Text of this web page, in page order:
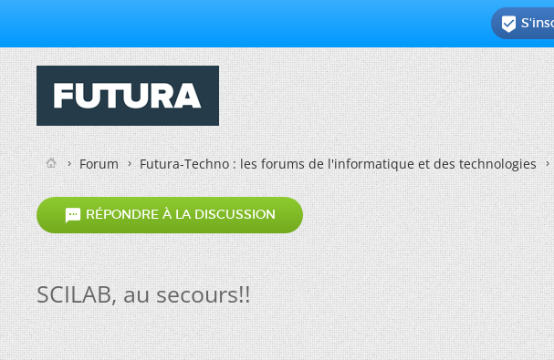

Forum Futura-Techno : les forums de l'informatique et des technologies
 RÉPONDRE À LA DISCUSSION
SCILAB, au secours!!